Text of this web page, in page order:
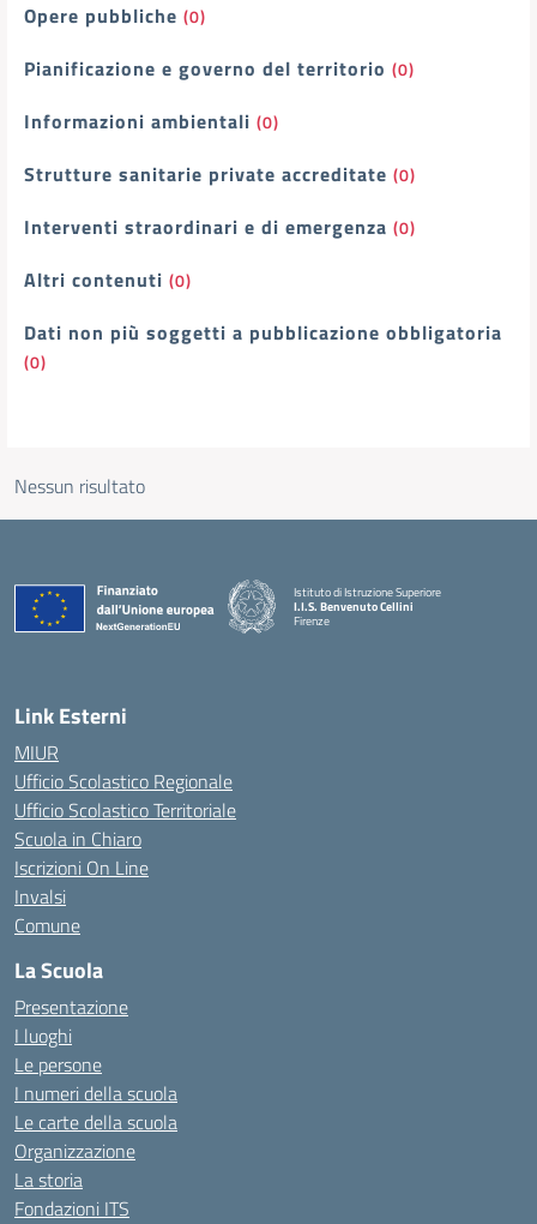
Opere pubbliche (0)
Pianificazione e governo del territorio (0)
Informazioni ambientali (0)
Strutture sanitarie private accreditate (0)
Interventi straordinari e di emergenza (0)
Altri contenuti (0)
Dati non più soggetti a pubblicazione obbligatoria
(0)
Nessun risultato
Istituto di Istruzione Superiore
I.I.S. Benvenuto Cellini
Firenze
Link Esterni
MIUR
Ufficio Scolastico Regionale
Ufficio Scolastico Territoriale
Scuola in Chiaro
Iscrizioni On Line
Invalsi
Comune
La Scuola
Presentazione
I luoghi
Le persone
I numeri della scuola
Le carte della scuola
Organizzazione
La storia
Fondazioni ITS